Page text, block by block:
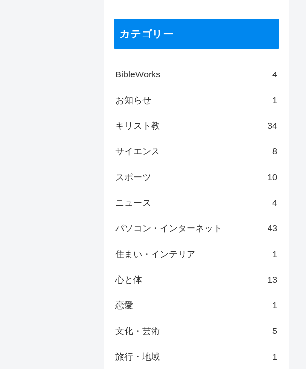
カテゴリー
BibleWorks 4
お知らせ 1
キリスト教 34
サイエンス 8
スポーツ 10
ニュース 4
パソコン・インターネット 43
住まい・インテリア 1
心と体 13
恋愛 1
文化・芸術 5
旅行・地域 1